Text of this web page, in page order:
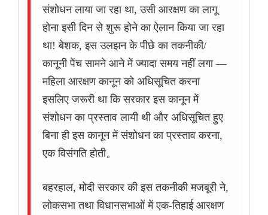
संशोधन लाया जा रहा था, उसी आरक्षण का लागू
होना इसी दिन से शुरू होने का ऐलान किया जा रहा
था! बेशक, इस उलझन के पीछे का तकनीकी/
कानूनी पेंच सामने आने में ज्यादा समय नहीं लगा —
महिला आरक्षण कानून को अधिसूचित करना
इसलिए जरूरी था कि सरकार इस कानून में
संशोधन का प्रस्ताव लायी थी और अधिसूचित हुए
बिना ही इस कानून में संशोधन का प्रस्ताव करना,
एक विसंगति होती。
बहरहाल, मोदी सरकार की इस तकनीकी मजबूरी ने,
लोकसभा तथा विधानसभाओं में एक-तिहाई आरक्षण